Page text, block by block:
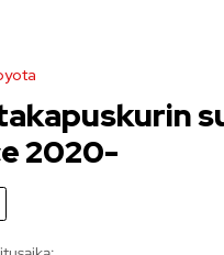
2020-